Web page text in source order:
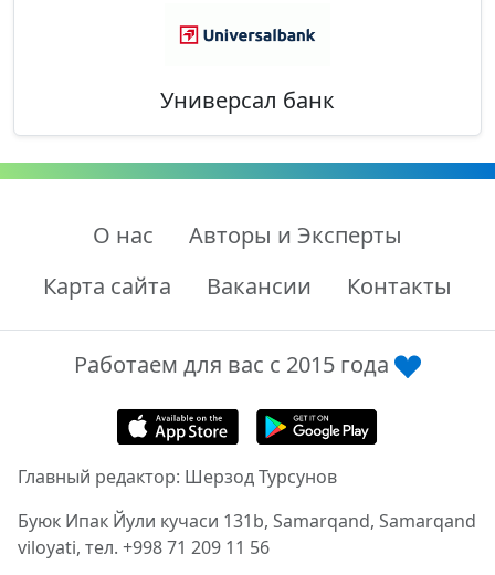
Универсал банк
О нас
Авторы и Эксперты
Карта сайта
Вакансии Контакты
Работаем для вас с 2015 года
Главный редактор: Шерзод Турсунов
Буюк Ипак Йули кучаси 131b, Samarqand, Samarqand
viloyati, тел. +998 71 209 11 56